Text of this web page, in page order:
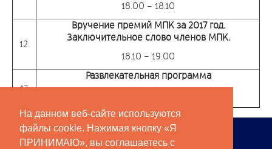
На данном веб-сайте используются
файлы cookie. Нажимая кнопку «Я
ПРИНИМАЮ», вы соглашаетесь с
18.00 – 18.10
12.
Вручение премий МПК за 2017 год.
Заключительное слово членов МПК.
18.10 – 19.00
13.
Развлекательная программа